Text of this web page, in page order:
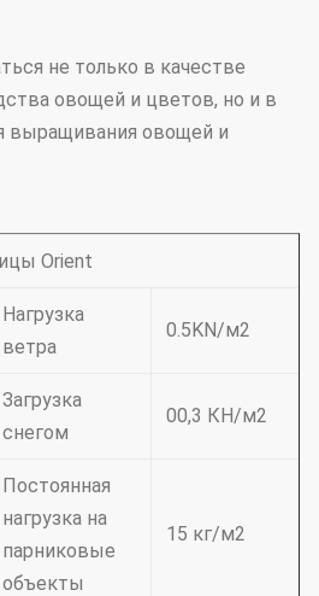
не только в качестве
овощей и цветов, но и в
выращивания овощей и
Orient
Нагрузка
ветра
0.5KN/м2
Загрузка
снегом
00,3 КН/м2
Постоянная
нагрузка на
парниковые
объекты
15 кг/м2